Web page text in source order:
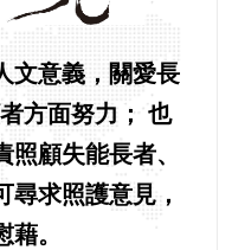
文意義，關愛長
方面努力； 也
顧失能長者、
求照護意見，
。